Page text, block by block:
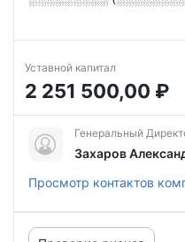
Уставной капитал
2 251 500,00 ₽
Генеральный
Захаров
Просмотр контактов